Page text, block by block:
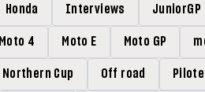
Honda Interviews JuniorGP
Moto 4 Moto E Moto GP
Northern Cup Off road